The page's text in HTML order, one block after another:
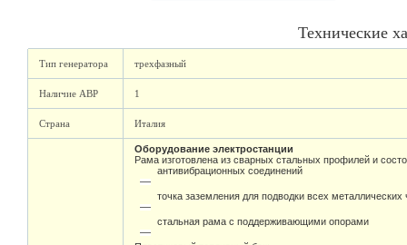
Технические
Тип генератора трехфазный
Наличие АВР 1
Страна Италия
Оборудование электростанции
Рама изготовлена из сварных стальных профилей и
антивибрационных соединений
точка заземления для подводки всех
стальная рама с поддерживающими опорами